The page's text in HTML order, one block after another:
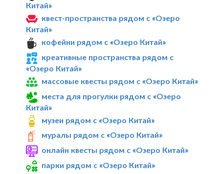
Китай»
квест-пространства рядом с «Озеро
Китай»
кофейни рядом с «Озеро Китай»
креативные пространства рядом с
«Озеро Китай»
массовые квесты рядом с «Озеро Китай»
места для прогулки рядом с «Озеро
Китай»
музеи рядом с «Озеро Китай»
муралы рядом с «Озеро Китай»
онлайн квесты рядом с «Озеро Китай»
парки рядом с «Озеро Китай»